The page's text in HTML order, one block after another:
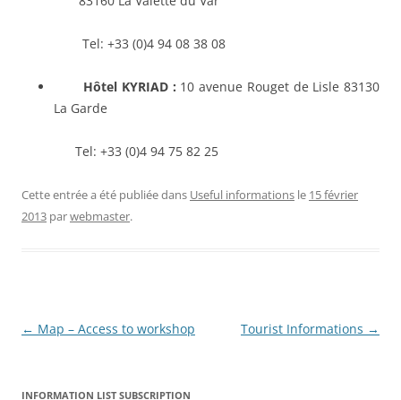
Tel: +33 (0)4 94 08 38 08
Hôtel KYRIAD : 10 avenue Rouget de Lisle 83130
La Garde
Tel: +33 (0)4 94 75 82 25
Cette entrée a été publiée dans Useful informations le 15 février
2013 parwebmaster.
Navigation
← Map – Access to workshop Tourist Informations →
INFORMATION LIST SUBSCRIPTION